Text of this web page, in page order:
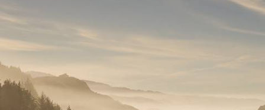
Après Portland, s'élancer sur les routes d'un État méconnu, aux sites
naturels épatants : plages sauvages, rivières, forêts et lacs étincelants
15 jours, de 4700 à 6300 €